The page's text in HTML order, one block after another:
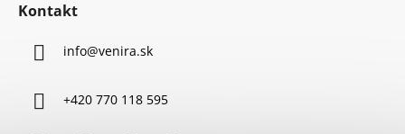
Kontakt
info@venira.sk
+420 770 118 595